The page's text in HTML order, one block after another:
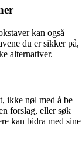
kan også
du er sikker på,
alternativer.
ikke nøl med å be
forslag, eller søk
kan bidra med sine